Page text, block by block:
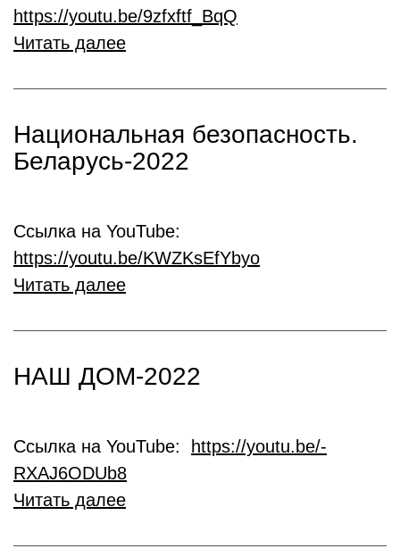
https://youtu.be/9zfxftf_BqQ
Читать далее
Национальная безопасность.
Беларусь-2022
Ссылка на YouTube:
https://youtu.be/KWZKsEfYbyo
Читать далее
НАШ ДОМ-2022
Ссылка на YouTube:
https://youtu.be/-
RXAJ6ODUb8
Читать далее